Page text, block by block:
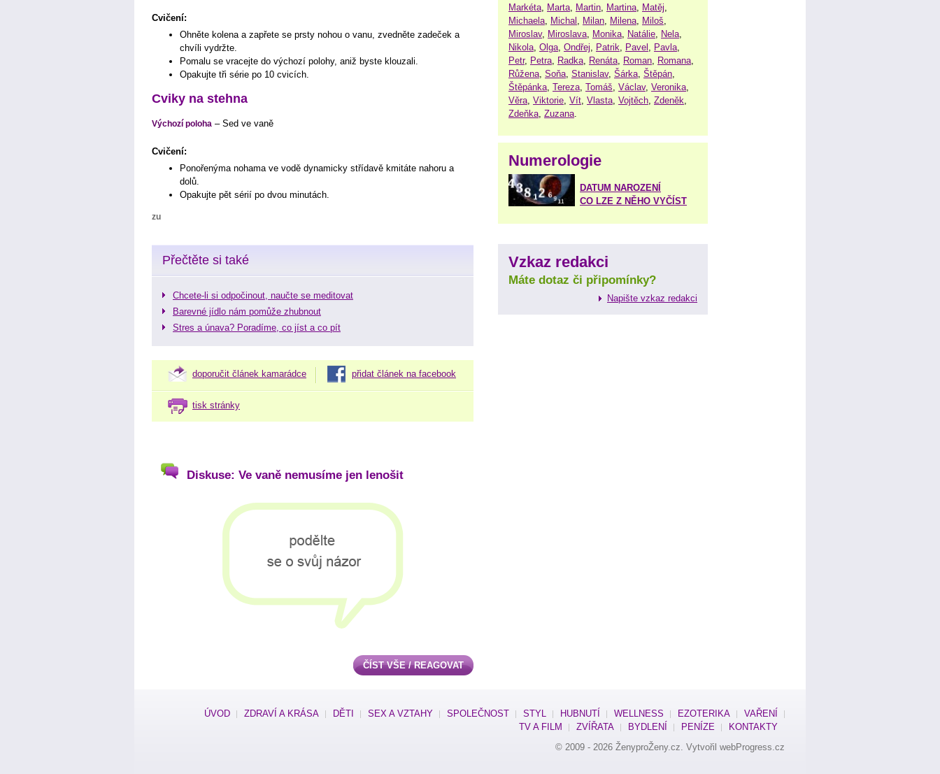
Cvičení:
Ohněte kolena a zapřete se prsty nohou o vanu, zvedněte zadeček a
chvíli vydržte.
Pomalu se vracejte do výchozí polohy, aniž byste klouzali.
Opakujte tři série po 10 cvicích.
Cviky na stehna
Výchozí poloha – Sed ve vaně
Cvičení:
Ponořenýma nohama ve vodě dynamicky střídavě kmitáte nahoru a
dolů.
Opakujte pět sérií po dvou minutách.
zu
Přečtěte si také
Chcete-li si odpočinout, naučte se meditovat
Barevné jídlo nám pomůže zhubnout
Stres a únava? Poradíme, co jíst a co pít
doporučit článek kamarádce přidat článek na facebook
tisk stránky
Diskuse: Ve vaně nemusíme jen lenošit
ČÍST VŠE / REAGOVAT
Markéta Marta Martin Martina Matěj
Michaela Michal Milan Milena Miloš
Miroslav, Miroslava Monika Natálie Nela
Nikola Olga Ondřej Patrik Pavel Pavla
Petr, Petra Radka Renáta Roman Romana
Růžena Soňa Stanislav, Šárka Štěpán
Štěpánka Tereza Tomáš Václav, Veronika
Věra Viktorie Vít Vlasta Vojtěch Zdeněk
Zdeňka Zuzana
Numerologie
DATUM NAROZENÍ
CO LZE Z NĚHO VYČÍST
Vzkaz redakci
Máte dotaz či připomínky?
Napište vzkaz redakci
ÚVOD ZDRAVÍ A KRÁSA DĚTI SEX A VZTAHY SPOLEČNOST STYL HUBNUTÍ WELLNESS EZOTERIKA
VAŘENÍ
TV A FILM
ZVÍŘATA BYDLENÍ PENÍZE
KONTAKTY
© 2009 - 2026 ŽenyproŽeny.cz . Vytvořil webProgress.cz